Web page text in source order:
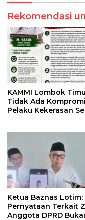
Rekomendasi
KAMMI Lombok
Tidak Ada
Pelaku Kekerasan
Ketua Baznas Lotim:
Pernyataan Terkait
Anggota DPRD